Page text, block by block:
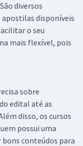
diversos
disponíveis
o seu
mais flexível, pois
sobre
edital até as
disso, os cursos
possui uma
conteúdos para